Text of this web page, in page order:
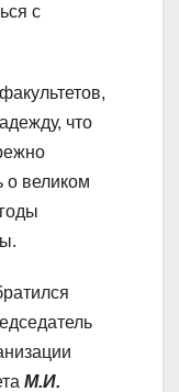
с
что
о великом
М.И.